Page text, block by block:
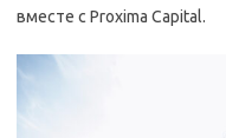
вместе с Proxima Capital.